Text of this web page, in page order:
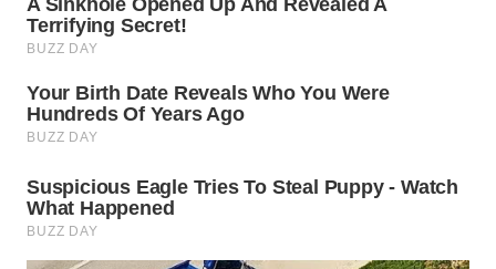
TOBA
NIAS
LANGKAT
WN
TAPANULI